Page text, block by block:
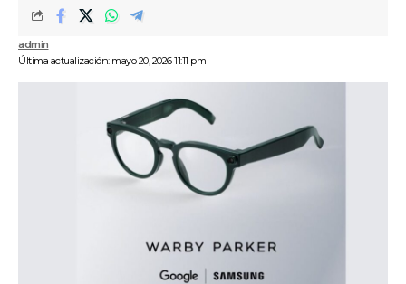
Última actualización: mayo 20, 2026 11:11 pm
admin